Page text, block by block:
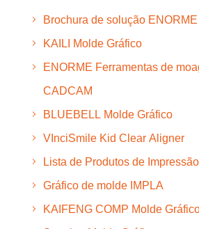
Brochura de solução
KAILI Molde Gráfico
ENORME Ferramentas de
CADCAM
BLUEBELL Molde Gráfico
VInciSmile Kid Clear Aligner
Lista de Produtos de
Gráfico de molde IMPLA
KAIFENG COMP Molde